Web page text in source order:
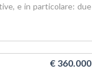
e in particolare: due
€ 360.000